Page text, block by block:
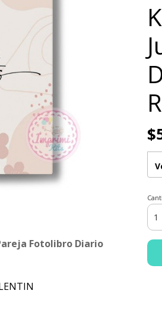
Fotolibro Diario